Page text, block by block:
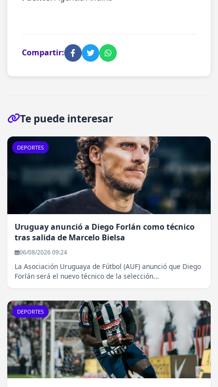
Compartir:
Te puede interesar
DEPORTES
Uruguay anunció a Diego Forlán como técnico
tras salida de Marcelo Bielsa
06/08/2026 09:24
La Asociación Uruguaya de Fútbol (AUF) anunció que Diego
Forlán será el nuevo técnico de la selección...
DEPORTES